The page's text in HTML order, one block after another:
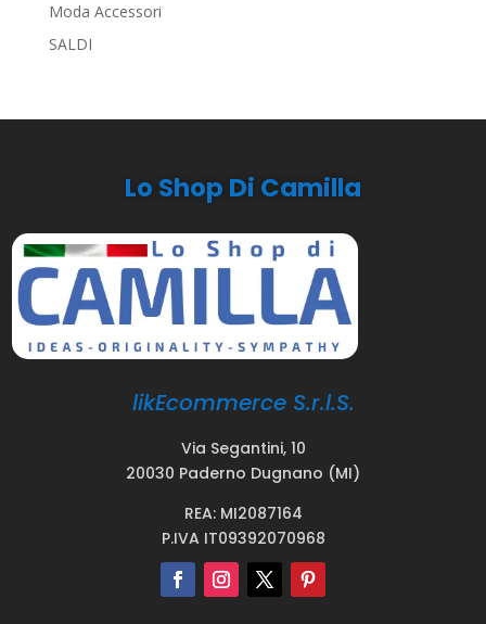
Moda Accessori
SALDI
Lo Shop Di Camilla
likEcommerce S.r.l.S.
Via Segantini, 10
20030 Paderno Dugnano (MI)
REA: MI2087164
P.IVA IT09392070968